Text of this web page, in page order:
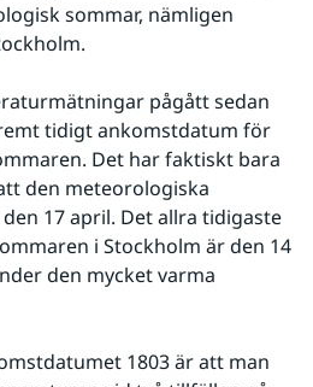
sommar, nämligen
pågått sedan
tidigt ankomstdatum för
Det har faktiskt bara
den meteorologiska
17 april. Det allra tidigaste
i Stockholm är den 14
den mycket varma
1803 är att man